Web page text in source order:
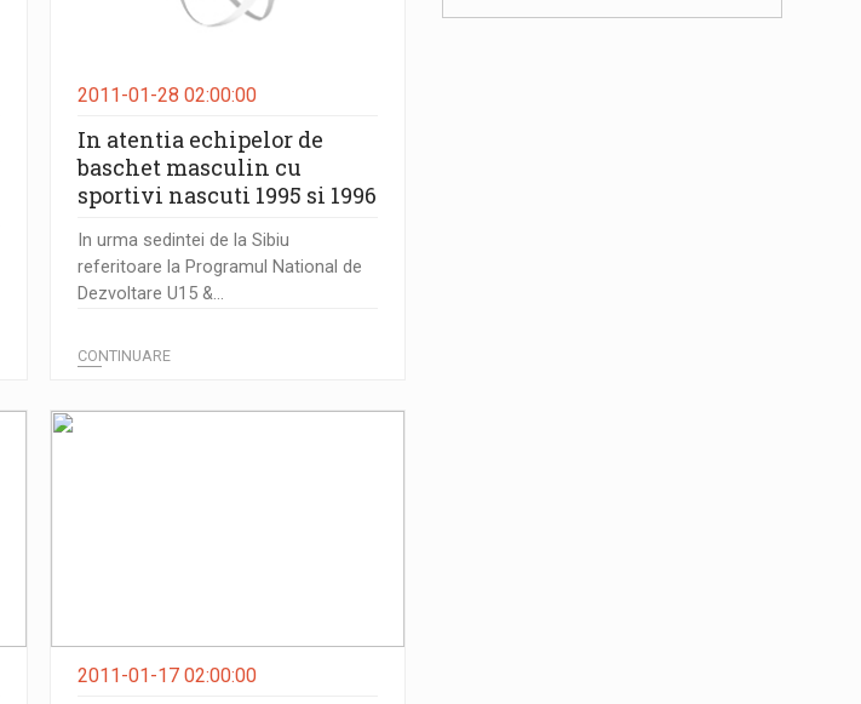
2011-01-28 02:00:00
In atentia echipelor de
baschet masculin cu
sportivi nascuti 1995 si 1996
In urma sedintei de la Sibiu
referitoare la Programul National de
Dezvoltare U15 &...
CONTINUARE
2011-01-17 02:00:00